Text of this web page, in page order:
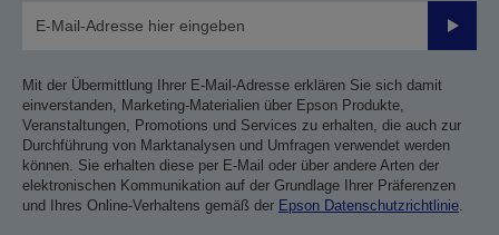
Mit der Übermittlung Ihrer E-Mail-Adresse erklären Sie sich damit
einverstanden, Marketing-Materialien über Epson Produkte,
Veranstaltungen, Promotions und Services zu erhalten, die auch zur
Durchführung von Marktanalysen und Umfragen verwendet werden
können. Sie erhalten diese per E-Mail oder über andere Arten der
elektronischen Kommunikation auf der Grundlage Ihrer Präferenzen
und Ihres Online-Verhaltens gemäß der Epson Datenschutzrichtlinie